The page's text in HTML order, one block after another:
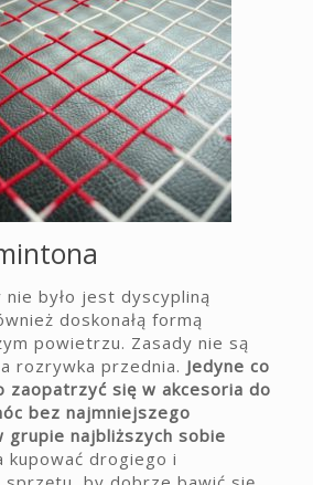
nie było jest dyscypliną
doskonałą formą
powietrzu. Zasady nie są
rozrywka przednia. Jedyne co
się w akcesoria do
bez najmniejszego
grupie najbliższych sobie
kupować drogiego i